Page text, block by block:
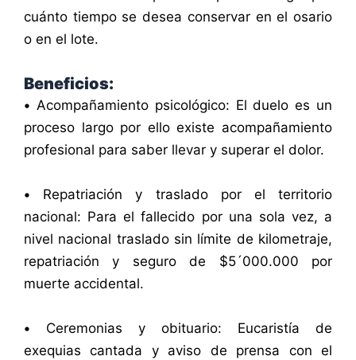
cuánto tiempo se desea conservar en el osario
o en el lote.
Beneficios:
• Acompañamiento psicológico: El duelo es un
proceso largo por ello existe acompañamiento
profesional para saber llevar y superar el dolor.
• Repatriación y traslado por el territorio
nacional: Para el fallecido por una sola vez, a
nivel nacional traslado sin límite de kilometraje,
repatriación y seguro de $5´000.000 por
muerte accidental.
• Ceremonias y obituario: Eucaristía de
exequias cantada y aviso de prensa con el